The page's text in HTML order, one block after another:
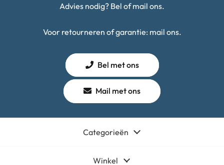
Advies nodig? Bel of mail ons.
Voor retourneren of garantie: mail ons.
Bel met ons
Mail met ons
Categorieën
Winkel